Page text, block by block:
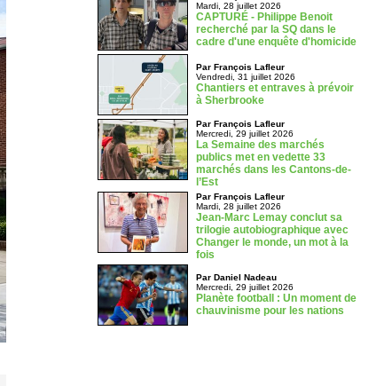
Mardi, 28 juillet 2026
CAPTURÉ - Philippe Benoit
recherché par la SQ dans le
cadre d'une enquête d'homicide
Par François Lafleur
Vendredi, 31 juillet 2026
Chantiers et entraves à prévoir
à Sherbrooke
Par François Lafleur
Mercredi, 29 juillet 2026
La Semaine des marchés
publics met en vedette 33
marchés dans les Cantons-de-
l’Est
Par François Lafleur
Mardi, 28 juillet 2026
Jean-Marc Lemay conclut sa
trilogie autobiographique avec
Changer le monde, un mot à la
fois
Par Daniel Nadeau
Mercredi, 29 juillet 2026
Planète football : Un moment de
chauvinisme pour les nations